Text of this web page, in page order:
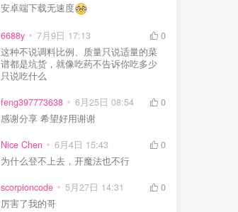
安卓端下载无速度
6688y 7月9日 17:13
0
这种不说调料比例、质量只说适量的菜
谱都是坑货，就像吃药不告诉你吃多少
只说吃什么
feng397773638 6月25日 08:54
0
感谢分享 希望好用谢谢
Nice Chen 6月4日 15:43
0
为什么登不上去，开魔法也不行
scorpioncode 5月27日 14:31
0
厉害了我的哥